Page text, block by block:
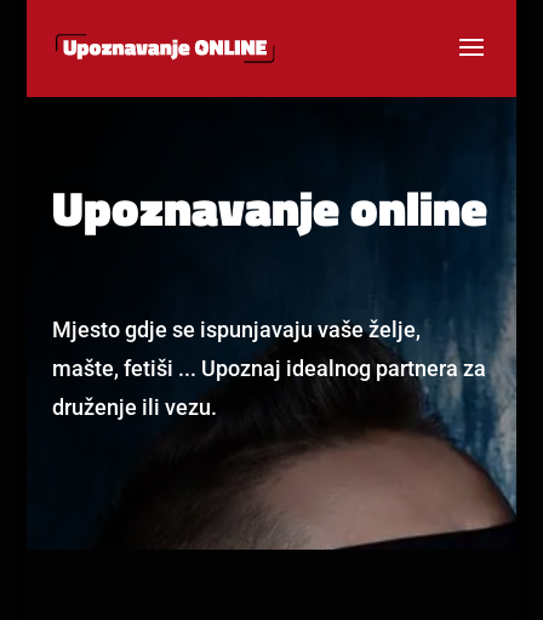
Upoznavanje online
Mjesto gdje se ispunjavaju vaše želje,
mašte, fetiši ... Upoznaj idealnog partnera za
druženje ili vezu.